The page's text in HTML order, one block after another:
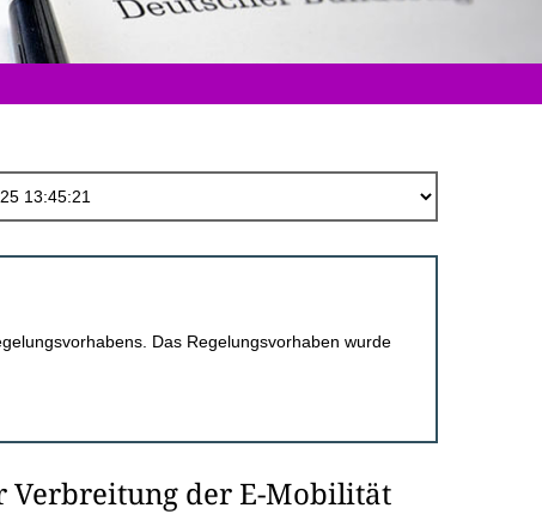
Das Regelungsvorhaben wurde
Verbreitung der E-Mobilität